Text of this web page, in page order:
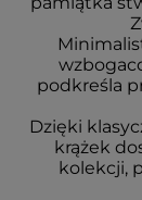
podkreśla
Dzięki
krążek
kolekcji,